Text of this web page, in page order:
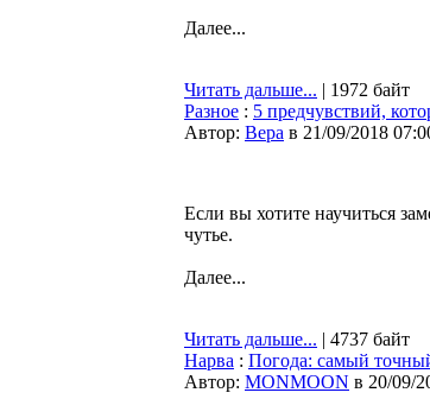
Далее...
Читать дальше... | 1972 байт
Разное : 5 предчувствий,
Автор: Bepa в 21/09/2018
Если вы хотите научиться
чутье.
Далее...
Читать дальше... | 4737 байт
Нарва : Погода: самый
Автор: MONMOON в 20/09/